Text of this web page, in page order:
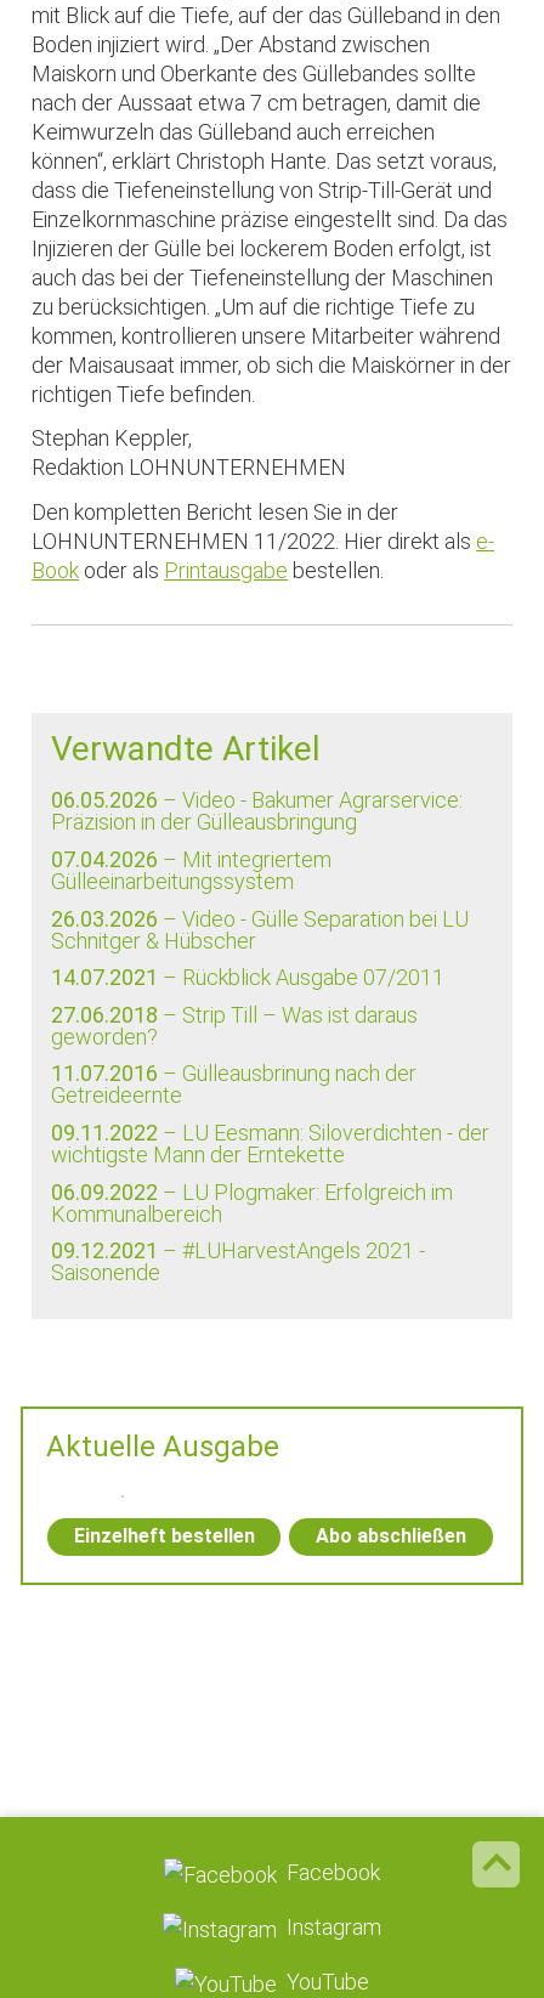
mit Blick auf die Tiefe, auf der das Gülleband in den
Boden injiziert wird. „Der Abstand zwischen
Maiskorn und Oberkante des Güllebandes sollte
nach der Aussaat etwa 7 cm betragen, damit die
Keimwurzeln das Gülleband auch erreichen
können“, erklärt Christoph Hante. Das setzt voraus,
dass die Tiefeneinstellung von Strip-Till-Gerät und
Einzelkornmaschine präzise eingestellt sind. Da das
Injizieren der Gülle bei lockerem Boden erfolgt, ist
auch das bei der Tiefeneinstellung der Maschinen
zu berücksichtigen. „Um auf die richtige Tiefe zu
kommen, kontrollieren unsere Mitarbeiter während
der Maisausaat immer, ob sich die Maiskörner in der
richtigen Tiefe befinden.
Stephan Keppler,
Redaktion LOHNUNTERNEHMEN
Den kompletten Bericht lesen Sie in der
LOHNUNTERNEHMEN 11/2022. Hier direkt als e-
Book oder als Printausgabe bestellen.
Verwandte Artikel
06.05.2026 – Video - Bakumer Agrarservice:
Präzision in der Gülleausbringung
07.04.2026 – Mit integriertem
Gülleeinarbeitungssystem
26.03.2026 – Video - Gülle Separation bei LU
Schnitger & Hübscher
14.07.2021 – Rückblick Ausgabe 07/2011
27.06.2018 – Strip Till – Was ist daraus
geworden?
11.07.2016 – Gülleausbrinung nach der
Getreideernte
09.11.2022 – LU Eesmann: Siloverdichten - der
wichtigste Mann der Erntekette
06.09.2022 – LU Plogmaker: Erfolgreich im
Kommunalbereich
09.12.2021 – #LUHarvestAngels 2021 -
Saisonende
Aktuelle Ausgabe
Einzelheft bestellen Abo abschließen
Facebook
Instagram
YouTube